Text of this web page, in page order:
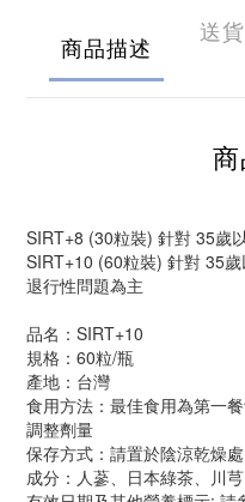
商品描述
送
SIRT+8 (30粒裝) 針對 35歲
SIRT+10 (60粒裝) 針對 35
退行性問題為主
品名：SIRT+10
規格：60粒/瓶
產地：台灣
食用方法：最佳食用為第一
調整劑量
保存方式：請置於陰涼乾燥處
成分：人蔘、日本綠茶、川